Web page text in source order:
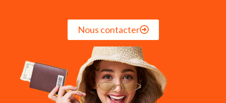
Nous contacter